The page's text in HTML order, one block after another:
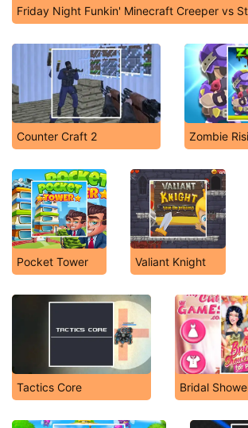
Friday Night Funkin' Minecraft Creeper vs
Counter Craft 2 Zombie
Pocket Tower Valiant Knight
Tactics Core Bridal